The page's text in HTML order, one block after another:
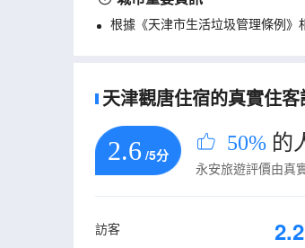
根據《天津市生活垃圾管理條例》
天津觀唐住宿的真實住
2.6 /5分 50% 的
永安旅遊評價由真
訪客
2.2